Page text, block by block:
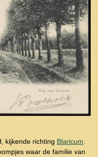
kijkende richting Blaricum
waar de familie van